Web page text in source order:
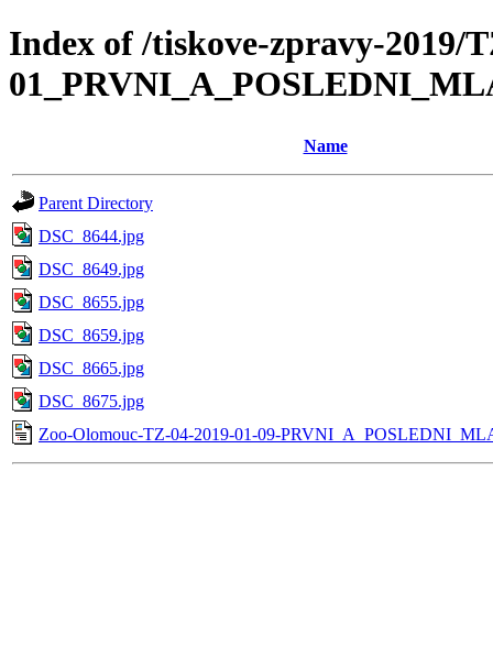
Index of /tiskove-zpravy-2019/
Name
Parent Directory
DSC_8644.jpg
DSC_8649.jpg
DSC_8655.jpg
DSC_8659.jpg
DSC_8665.jpg
DSC_8675.jpg
Zoo-Olomouc-TZ-04-2019-01-09-